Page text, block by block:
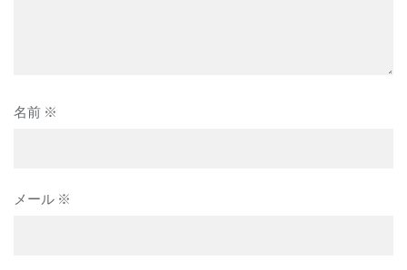
名前 ※
メール ※